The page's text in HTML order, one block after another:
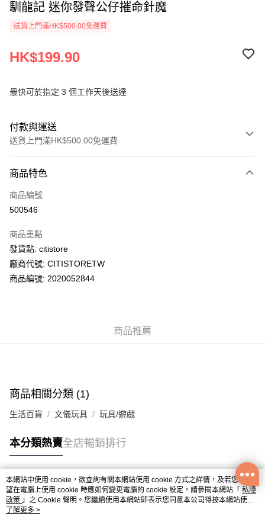
馴龍記 迷你發聲公仔摧命針魔
送貨上門滿HK$500.00免運費
HK$199.90
最快可於指定 3 個工作天後送達
付款與運送
送貨上門滿HK$500.00免運費
信用卡
AlipayHK
WeChat Pay
送貨方式
每筆HK$50.00，滿HK$200.00或以上免運費
UNY 門市自取
商品特色
商品編號
500546
商品重點
發貨點: citistore
廠商代號: CITISTORETW
商品編號: 2020052844
商品推薦
商品相關分類 (1)
生活百貨 文儀玩具 玩具/遊戲
本分類熱賣全店暢銷排行
熱門標籤
熱銷排行
本網站中使用 cookie，欲查詢有關本網站使用 cookie 方式之詳情，及若您不希
望在電腦上使用 cookie 時應如何變更電腦的 cookie 設定，請參閱本網站「 私隱
政策 」之 Cookie 聲明。您繼續使用本網站即表示您同意本公司得按本網站使用
條款之 Cookie 聲明使用 cookie。
了解更多 >